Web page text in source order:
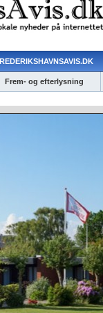
Frem- og efterlysning